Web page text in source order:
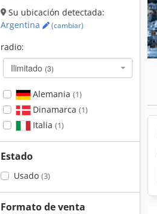
Su ubicación detectada:
Argentina
(cambiar)
radio:
Ilimitado (3)
Alemania (1)
Dinamarca (1)
Italia (1)
Estado
Usado (3)
Formato de venta